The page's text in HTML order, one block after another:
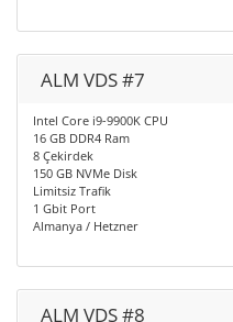
ALM VDS #7
Intel Core i9-9900K CPU
16 GB DDR4 Ram
8 Çekirdek
150 GB NVMe Disk
Limitsiz Trafik
1 Gbit Port
Almanya / Hetzner
ALM VDS #8